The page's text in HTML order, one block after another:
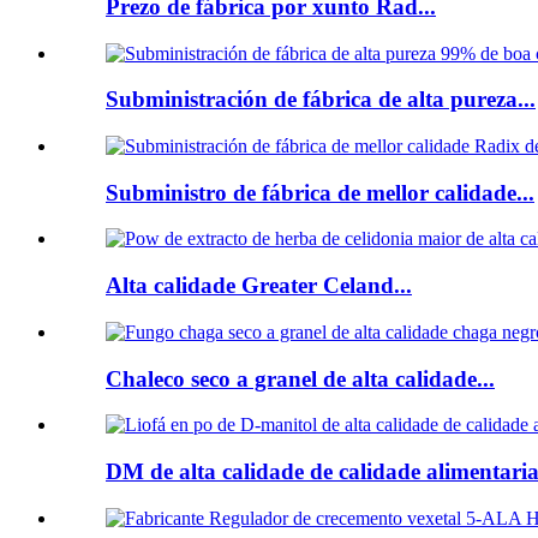
Prezo de fábrica por xunto Rad...
Subministración de fábrica de alta pureza...
Subministro de fábrica de mellor calidade...
Alta calidade Greater Celand...
Chaleco seco a granel de alta calidade...
DM de alta calidade de calidade